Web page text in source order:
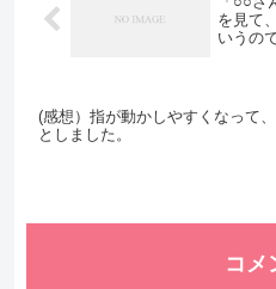
を見て
いうの
(感想）指が動かしやすくなって
としました。
コメ